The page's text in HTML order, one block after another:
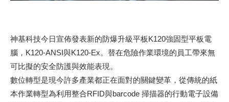
神基科技今日宣佈發表新的防爆升級平板K120強固型平板電
腦，K120-ANSI與K120-Ex。替在危險作業環境的員工帶來無
可比擬的安全防護與效能表現。
數位轉型是現今許多產業都正在面對的關鍵變革，從傳統的紙
本作業轉型為利用整合RFID與barcode 掃描器的行動電子設備